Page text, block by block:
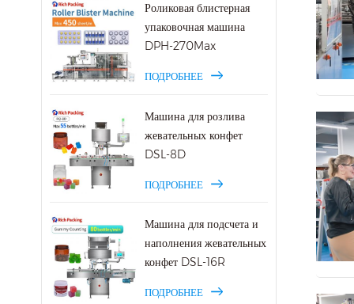
Роликовая блистерная
упаковочная машина
DPH-270Max
ПОДРОБНЕЕ
Машина для розлива
жевательных конфет
DSL-8D
ПОДРОБНЕЕ
Машина для подсчета и
наполнения жевательных
конфет DSL-16R
ПОДРОБНЕЕ